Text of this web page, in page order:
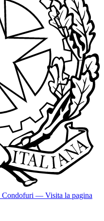
Condofuri — Visita la pagina